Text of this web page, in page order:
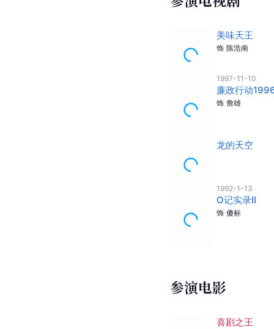
美味天王
饰 陈浩南
1997-11-10
廉政行动
饰 詹雄
龙的天空
1992-1-13
O记实录II
饰 傻标
参演电影
喜剧之王